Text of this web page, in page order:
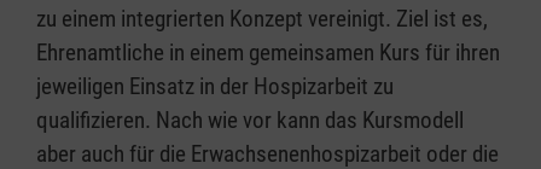
zu einem integrierten Konzept vereinigt. Ziel ist es,
Ehrenamtliche in einem gemeinsamen Kurs für ihren
jeweiligen Einsatz in der Hospizarbeit zu
qualifizieren. Nach wie vor kann das Kursmodell
aber auch für die Erwachsenenhospizarbeit oder die